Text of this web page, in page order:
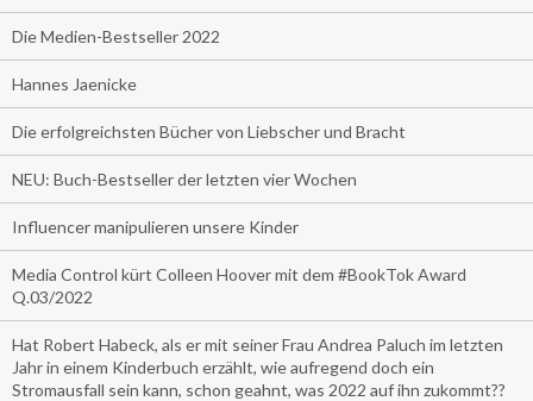
Die Medien-Bestseller 2022
Hannes Jaenicke
Die erfolgreichsten Bücher von Liebscher und Bracht
NEU: Buch-Bestseller der letzten vier Wochen
Influencer manipulieren unsere Kinder
Media Control kürt Colleen Hoover mit dem #BookTok Award
Q.03/2022
Hat Robert Habeck, als er mit seiner Frau Andrea Paluch im letzten
Jahr in einem Kinderbuch erzählt, wie aufregend doch ein
Stromausfall sein kann, schon geahnt, was 2022 auf ihn zukommt??